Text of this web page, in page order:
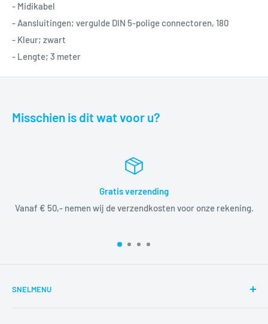
- Midikabel
- Aansluitingen; vergulde DIN 5-polige connectoren, 180
- Kleur; zwart
- Lengte; 3 meter
Misschien is dit wat voor u?
Gratis verzending
Vanaf € 50,- nemen wij de verzendkosten voor onze rekening.
SNELMENU